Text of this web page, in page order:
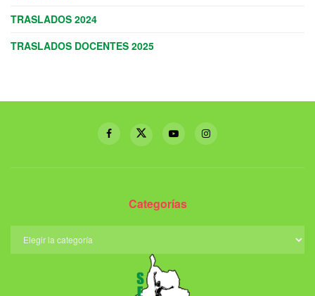
TRASLADOS 2024
TRASLADOS DOCENTES 2025
Categorías